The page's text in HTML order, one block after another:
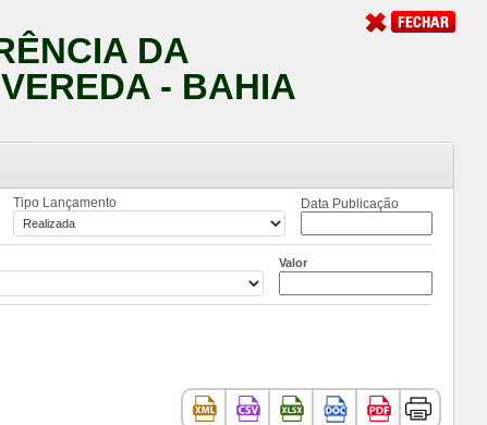
DA
- BAHIA
Tipo Lançamento Data Publicação
Valor